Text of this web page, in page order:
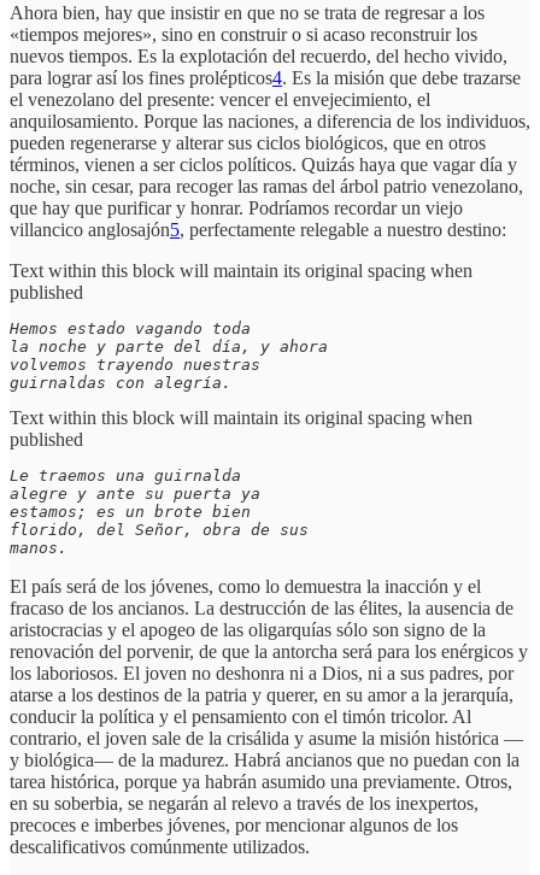
Ahora bien, hay que insistir en que no se trata de regresar a los
«tiempos mejores», sino en construir o si acaso reconstruir los
nuevos tiempos. Es la explotación del recuerdo, del hecho vivido,
para lograr así los fines prolépticos4. Es la misión que debe trazarse
el venezolano del presente: vencer el envejecimiento, el
anquilosamiento. Porque las naciones, a diferencia de los individuos,
pueden regenerarse y alterar sus ciclos biológicos, que en otros
términos, vienen a ser ciclos políticos. Quizás haya que vagar día y
noche, sin cesar, para recoger las ramas del árbol patrio venezolano,
que hay que purificar y honrar. Podríamos recordar un viejo
villancico anglosajón5, perfectamente relegable a nuestro destino:
Text within this block will maintain its original spacing when
published
Hemos estado vagando toda
la noche y parte del día, y ahora
volvemos trayendo nuestras
guirnaldas con alegría.
Text within this block will maintain its original spacing when
published
Le traemos una guirnalda
alegre y ante su puerta ya
estamos; es un brote bien
florido, del Señor, obra de sus
manos.
El país será de los jóvenes, como lo demuestra la inacción y el
fracaso de los ancianos. La destrucción de las élites, la ausencia de
aristocracias y el apogeo de las oligarquías sólo son signo de la
renovación del porvenir, de que la antorcha será para los enérgicos y
los laboriosos. El joven no deshonra ni a Dios, ni a sus padres, por
atarse a los destinos de la patria y querer, en su amor a la jerarquía,
conducir la política y el pensamiento con el timón tricolor. Al
contrario, el joven sale de la crisálida y asume la misión histórica —
y biológica— de la madurez. Habrá ancianos que no puedan con la
tarea histórica, porque ya habrán asumido una previamente. Otros,
en su soberbia, se negarán al relevo a través de los inexpertos,
precoces e imberbes jóvenes, por mencionar algunos de los
descalificativos comúnmente utilizados.